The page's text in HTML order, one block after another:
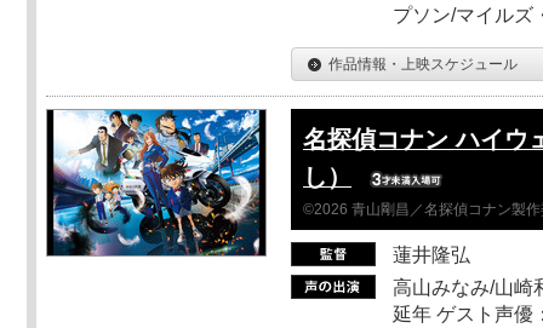
プソン/マイルズ
作品情報・上映スケジュール
名探偵コナン ハイウ
し）
©2026 青山剛昌／名探偵コナン製
蓮井隆弘
高山みなみ/山崎
延年 ゲスト声優